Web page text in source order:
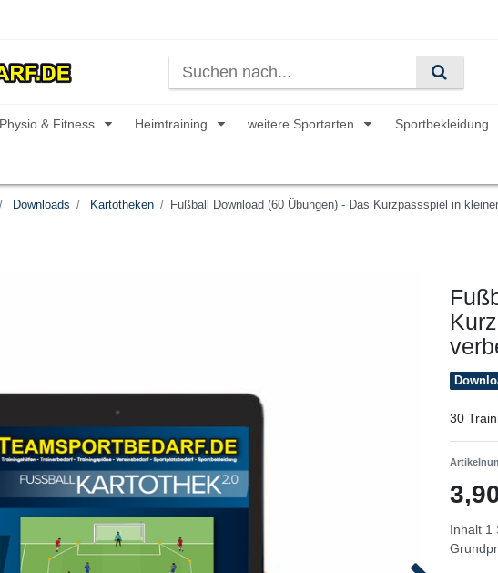
Physio & Fitness Heimtraining weitere Sportarten Sportbekleidung
Downloads Kartotheken Fußball Download (60 Übungen) - Das Kurzpassspiel in
30
Inhalt 1